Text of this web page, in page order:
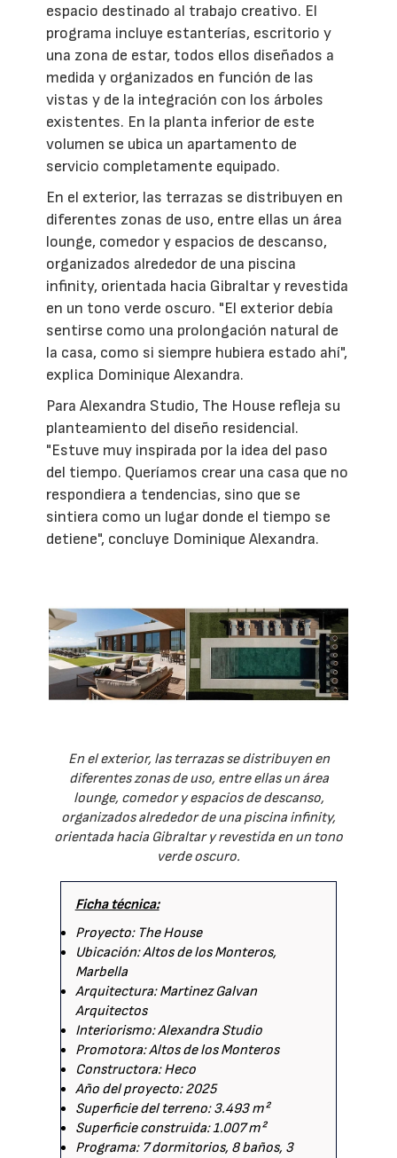
espacio destinado al trabajo creativo. El
programa incluye estanterías, escritorio y
una zona de estar, todos ellos diseñados a
medida y organizados en función de las
vistas y de la integración con los árboles
existentes. En la planta inferior de este
volumen se ubica un apartamento de
servicio completamente equipado.
En el exterior, las terrazas se distribuyen en
diferentes zonas de uso, entre ellas un área
lounge, comedor y espacios de descanso,
organizados alrededor de una piscina
infinity, orientada hacia Gibraltar y revestida
en un tono verde oscuro. "El exterior debía
sentirse como una prolongación natural de
la casa, como si siempre hubiera estado ahí",
explica Dominique Alexandra.
Para Alexandra Studio, The House refleja su
planteamiento del diseño residencial.
"Estuve muy inspirada por la idea del paso
del tiempo. Queríamos crear una casa que no
respondiera a tendencias, sino que se
sintiera como un lugar donde el tiempo se
detiene", concluye Dominique Alexandra.
En el exterior, las terrazas se distribuyen en
diferentes zonas de uso, entre ellas un área
lounge, comedor y espacios de descanso,
organizados alrededor de una piscina infinity,
orientada hacia Gibraltar y revestida en un tono
verde oscuro.
Ficha técnica:
Proyecto: The House
Ubicación: Altos de los Monteros,
Marbella
Arquitectura: Martinez Galvan
Arquitectos
Interiorismo: Alexandra Studio
Promotora: Altos de los Monteros
Constructora: Heco
Año del proyecto: 2025
Superficie del terreno: 3.493 m²
Superficie construida: 1.007 m²
Programa: 7 dormitorios, 8 baños, 3